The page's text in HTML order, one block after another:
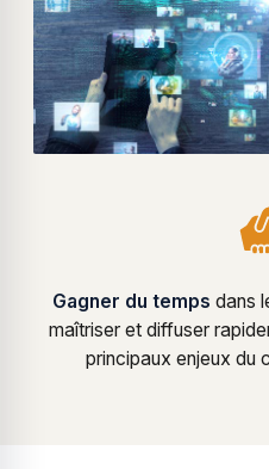
Gagner du temps dans
maîtriser et diffuser
principaux enjeux du